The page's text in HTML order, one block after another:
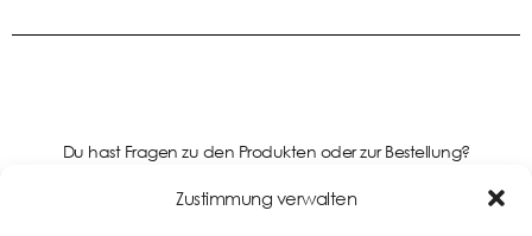
Zustimmung verwalten
Du hast Fragen zu den Produkten oder zur Bestellung?